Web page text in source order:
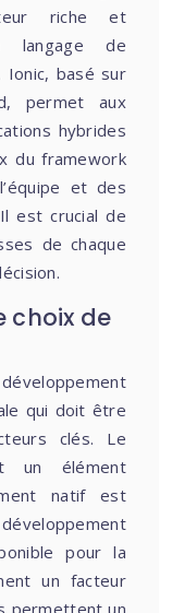
riche et
langage de
Ionic, basé sur
permet aux
hybrides
du framework
et des
est crucial de
de chaque
choix de
qui doit être
clés. Le
un élément
natif est
pour la
un facteur
permettent un